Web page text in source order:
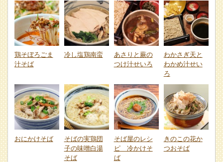
鶏そぼろごま
汁そば
冷し塩鶏南蛮
あさりと蕨の
つけ汁せいろ
わかさぎ天と
わかめ汁せい
ろ
おにかけそば
そばの実鶏団
子の味噌白湯
そば
そば屋のレシ
ピ 冷かけそ
ば
きのこの花か
つおそば